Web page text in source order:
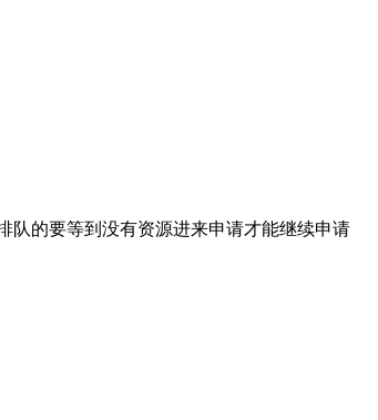
队的要等到没有资源进来申请才能继续申请